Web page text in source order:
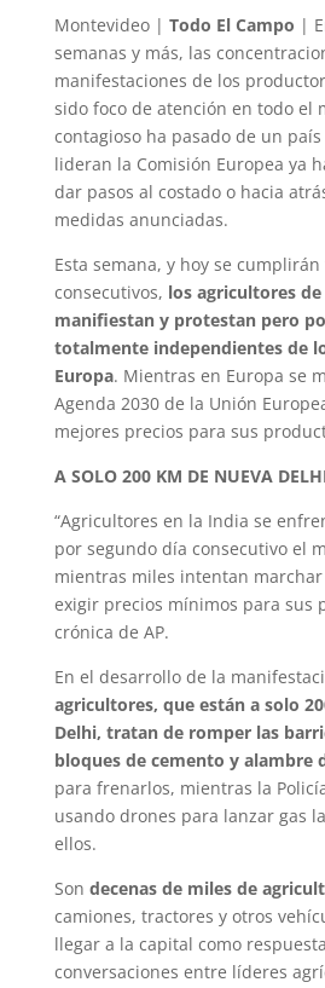
Montevideo | Todo El Campo |
semanas y más, las
manifestaciones de los
sido foco de atención en todo el
contagioso ha pasado de un
lideran la Comisión Europea ya
dar pasos al costado o hacia
medidas anunciadas.
Esta semana, y hoy se
consecutivos, los agricultores
manifiestan y protestan pero
totalmente independientes de
Europa. Mientras en Europa se
Agenda 2030 de la Unión
mejores precios para sus
A SOLO 200 KM DE NUEVA
“Agricultores en la India se
por segundo día consecutivo el
mientras miles intentan
exigir precios mínimos para sus
crónica de AP.
En el desarrollo de la
agricultores, que están a solo
Delhi, tratan de romper las
bloques de cemento y alambre
para frenarlos, mientras la
usando drones para lanzar gas
ellos.
Son decenas de miles de
camiones, tractores y otros
llegar a la capital como
conversaciones entre líderes